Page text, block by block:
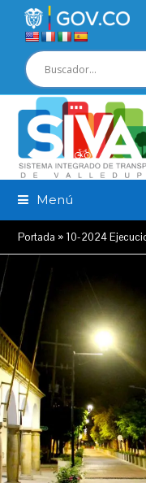
Menú
Portada » 10-2024